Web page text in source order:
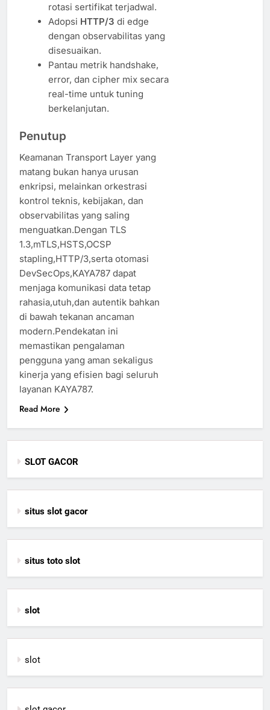
rotasi sertifikat terjadwal.
Adopsi HTTP/3 di edge
dengan observabilitas yang
disesuaikan.
Pantau metrik handshake,
error, dan cipher mix secara
real-time untuk tuning
berkelanjutan.
Penutup
Keamanan Transport Layer yang
matang bukan hanya urusan
enkripsi, melainkan orkestrasi
kontrol teknis, kebijakan, dan
observabilitas yang saling
menguatkan.Dengan TLS
1.3,mTLS,HSTS,OCSP
stapling,HTTP/3,serta otomasi
DevSecOps,KAYA787 dapat
menjaga komunikasi data tetap
rahasia,utuh,dan autentik bahkan
di bawah tekanan ancaman
modern.Pendekatan ini
memastikan pengalaman
pengguna yang aman sekaligus
kinerja yang efisien bagi seluruh
layanan KAYA787.
Read More
SLOT GACOR
situs slot gacor
situs toto slot
slot
slot